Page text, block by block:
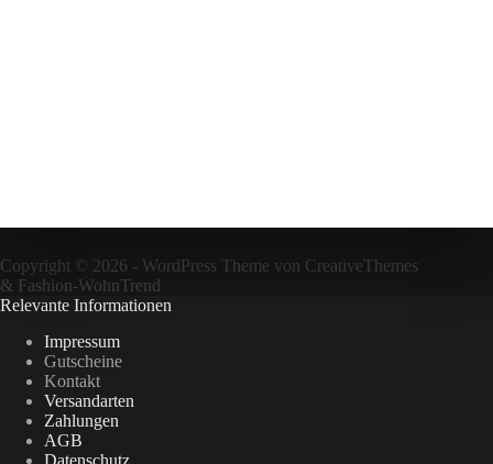
Copyright © 2026 - WordPress Theme von CreativeThemes
& Fashion-WohnTrend
Relevante Informationen
Impressum
Gutscheine
Kontakt
Versandarten
Zahlungen
AGB
Datenschutz